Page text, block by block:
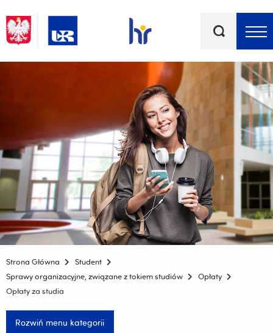
kluczowe
Strona Główna
Student
Sprawy organizacyjne, związane z tokiem studiów
Opłaty
Opłaty za studia
Rozwiń menu kategorii